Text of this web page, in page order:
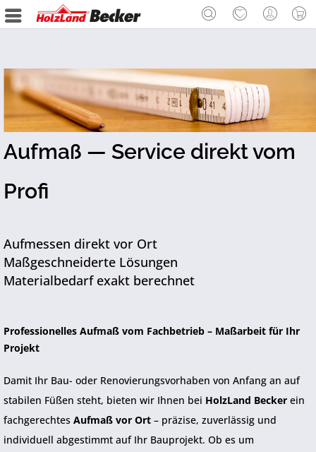
Professionelles Aufmaß vom Fachbetrieb – Maßarbeit für Ihr
Projekt
Damit Ihr Bau- oder Renovierungsvorhaben von Anfang an auf
stabilen Füßen steht, bieten wir Ihnen bei HolzLand Becker ein
fachgerechtes Aufmaß vor Ort – präzise, zuverlässig und
individuell abgestimmt auf Ihr Bauprojekt. Ob es um
Aufmaß — Service direkt vom
Profi
Aufmessen direkt vor Ort
Maßgeschneiderte Lösungen
Materialbedarf exakt berechnet